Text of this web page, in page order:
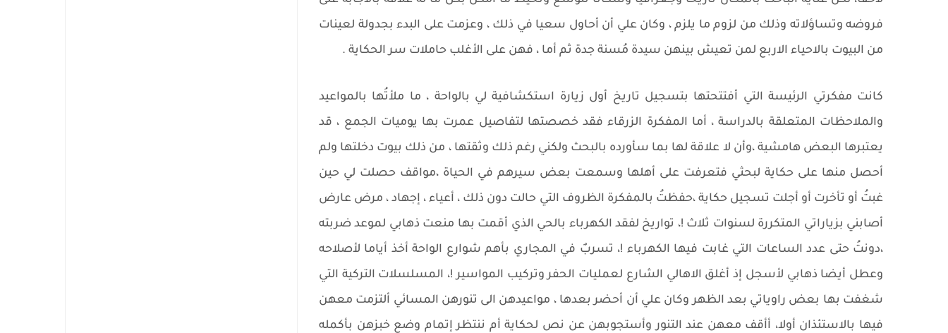
فروضه وتساؤلاته وذلك من لزوم ما يلزم ، وكان علي أن أحاول سعيا في ذلك ، وعزمت على البدء بجدولة لعينات
من البيوت بالاحياء الاربع لمن تعيش بينهن سيدة مُسنة جدة ثم أما ، فهن على الأغلب حاملات سر الحكاية .
كانت مفكرتي الرئيسة التي أفتتحتها بتسجيل تاريخ أول زيارة استكشافية لي بالواحة ، ما ملأتُها بالمواعيد
والملاحظات المتعلقة بالدراسة ، أما المفكرة الزرقاء فقد خصصتها لتفاصيل عمرت بها يوميات الجمع ، قد
يعتبرها البعض هامشية ،وأن لا علاقة لها بما سأورده بالبحث ولكني رغم ذلك وثقتها ، من ذلك بيوت دخلتها ولم
أحصل منها على حكاية لبحثي فتعرفت على أهلها وسمعت بعض سيرهم في الحياة ،مواقف حصلت لي حين
غبتُ أو تأخرت أو أجلت تسجيل حكاية ،حفظتُ بالمفكرة الظروف التي حالت دون ذلك ، أعياء ، إجهاد ، مرض عارض
أصابني بزياراتي المتكررة لسنوات ثلاث !، تواريخ لفقد الكهرباء بالحي الذي أقمت بها منعت ذهابي لموعد ضربته
،دونتُ حتى عدد الساعات التي غابت فيها الكهرباء !، تسربٌ في المجاري بأهم شوارع الواحة أخذ أياما لأصلاحه
وعطل أيضا ذهابي لأسجل إذ أغلق الاهالي الشارع لعمليات الحفر وتركيب المواسير !، المسلسلات التركية التي
شغفت بها بعض راوياتي بعد الظهر وكان علي أن أحضر بعدها ، مواعيدهن الى تنورهن المسائي ألتزمت معهن
فيها بالاستئذان أولا، أأقف معهن عند التنور وأستجوبهن عن نص لحكاية أم ننتظر إتمام وضع خبزهن بأكمله